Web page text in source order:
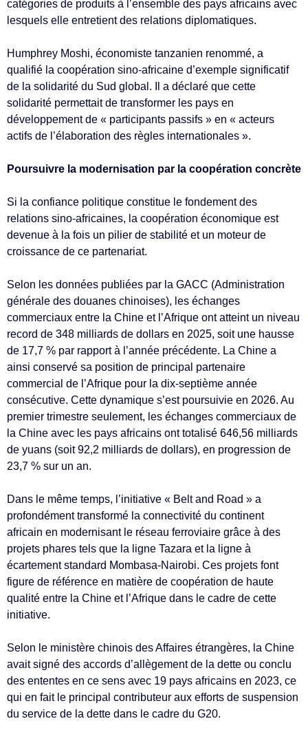
catégories de produits à l’ensemble des pays africains avec
lesquels elle entretient des relations diplomatiques.
Humphrey Moshi, économiste tanzanien renommé, a
qualifié la coopération sino-africaine d’exemple significatif
de la solidarité du Sud global. Il a déclaré que cette
solidarité permettait de transformer les pays en
développement de « participants passifs » en « acteurs
actifs de l’élaboration des règles internationales ».
Poursuivre la modernisation par la coopération concrète
Si la confiance politique constitue le fondement des
relations sino-africaines, la coopération économique est
devenue à la fois un pilier de stabilité et un moteur de
croissance de ce partenariat.
Selon les données publiées par la GACC (Administration
générale des douanes chinoises), les échanges
commerciaux entre la Chine et l’Afrique ont atteint un niveau
record de 348 milliards de dollars en 2025, soit une hausse
de 17,7 % par rapport à l’année précédente. La Chine a
ainsi conservé sa position de principal partenaire
commercial de l’Afrique pour la dix-septième année
consécutive. Cette dynamique s’est poursuivie en 2026. Au
premier trimestre seulement, les échanges commerciaux de
la Chine avec les pays africains ont totalisé 646,56 milliards
de yuans (soit 92,2 milliards de dollars), en progression de
23,7 % sur un an.
Dans le même temps, l’initiative « Belt and Road » a
profondément transformé la connectivité du continent
africain en modernisant le réseau ferroviaire grâce à des
projets phares tels que la ligne Tazara et la ligne à
écartement standard Mombasa-Nairobi. Ces projets font
figure de référence en matière de coopération de haute
qualité entre la Chine et l’Afrique dans le cadre de cette
initiative.
Selon le ministère chinois des Affaires étrangères, la Chine
avait signé des accords d’allègement de la dette ou conclu
des ententes en ce sens avec 19 pays africains en 2023, ce
qui en fait le principal contributeur aux efforts de suspension
du service de la dette dans le cadre du G20.